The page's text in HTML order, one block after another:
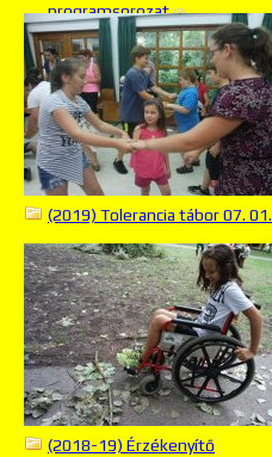
programsorozat (9)
(2019) Tolerancia tábor 07. 01.
(2018-19) Érzékenyítő